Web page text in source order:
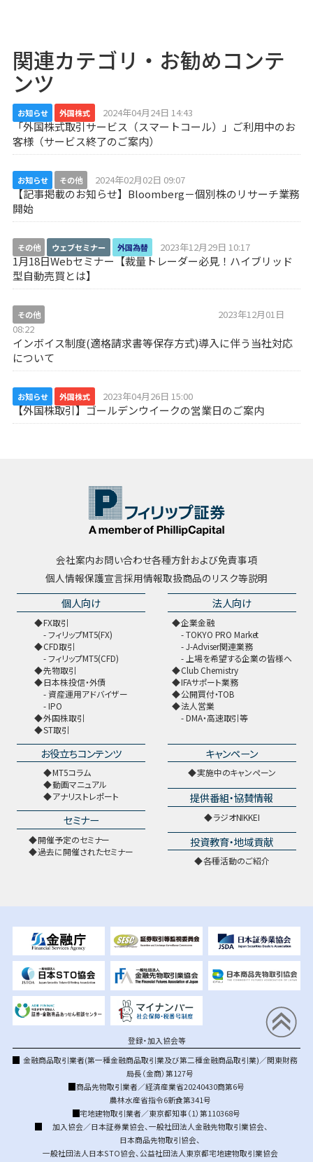
関連カテゴリ・お勧めコンテ
ンツ
お知らせ 外国株式 2024年04月24日 14:43
「外国株式取引サービス（スマートコール）」ご利用中のお
客様（サービス終了のご案内）
お知らせ その他 2024年02月02日 09:07
【記事掲載のお知らせ】Bloomberg－個別株のリサーチ業務
開始
その他 ウェブセミナー 外国為替 2023年12月29日 10:17
1月18日Webセミナー【裁量トレーダー必見！ハイブリッド
型自動売買とは】
その他
2023年12月01日
08:22
インボイス制度(適格請求書等保存方式)導入に伴う当社対応
について
お知らせ 外国株式 2023年04月26日 15:00
【外国株取引】ゴールデンウイークの営業日のご案内
会社案内お問い合わせ各種方針および免責事項
個人情報保護宣言採用情報取扱商品のリスク等説明
個人向け
FX取引
フィリップMT5(FX)
CFD取引
フィリップMT5(CFD)
先物取引
日本株投信・外債
資産運用アドバイザー
IPO
外国株取引
ST取引
法人向け
企業金融
TOKYO PRO Market
J-Adviser関連業務
上場を希望する企業の皆様へ
Club Chemistry
IFAサポート業務
公開買付・TOB
法人営業
DMA・高速取引等
お役立ちコンテンツ
MT5コラム
動画マニュアル
アナリストレポート
セミナー
開催予定のセミナー
過去に開催されたセミナー
キャンペーン
実施中のキャンペーン
提供番組・協賛情報
ラジオNIKKEI
投資教育・地域貢献
各種活動のご紹介
登録・加入協会等
金融商品取引業者(第一種金融商品取引業及び第二種金融商品取引業)／関東財務
局長（金商）第127号
商品先物取引業者／経済産業省20240430商第6号
農林水産省指令6新食第341号
宅地建物取引業者／東京都知事（1）第110368号
加入協会／日本証券業協会、 一般社団法人金融先物取引業協会、
日本商品先物取引協会、
一般社団法人日本STO協会、 公益社団法人東京都宅地建物取引業協会